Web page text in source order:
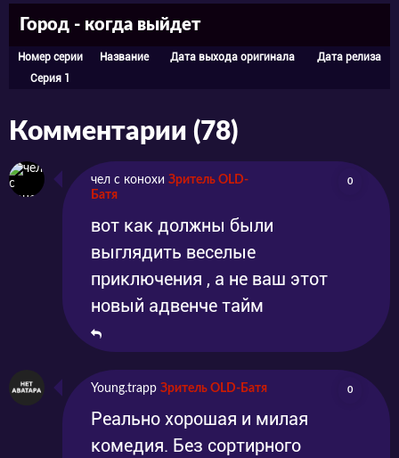
Город - когда выйдет
Номер серии Название Дата выхода оригинала
Дата релиза
Серия 1
Комментарии (78)
чел с конохи Зритель OLD-
Батя
0
вот как должны были
выглядить веселые
приключения , а не ваш этот
новый адвенче тайм
Young.trapp Зритель OLD-Батя 0
Реально хорошая и милая
комедия. Без сортирного